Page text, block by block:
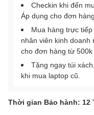
Checkin khi đến
Áp dụng cho đơn
Mua hàng trực
nhân viên kinh doanh
cho đơn hàng từ
Tặng ngay túi
khi mua laptop cũ.
Thời gian Bảo hành: 12